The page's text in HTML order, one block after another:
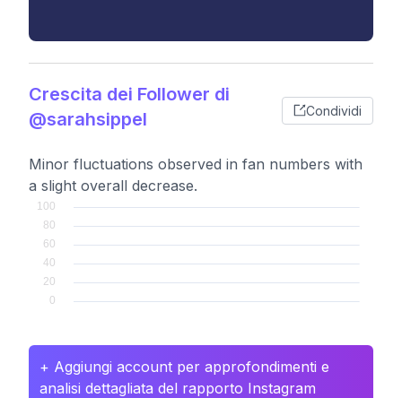
Crescita dei Follower di
@sarahsippel
Condividi
Minor fluctuations observed in fan numbers with
a slight overall decrease.
+ Aggiungi account per approfondimenti e
analisi dettagliata del rapporto Instagram